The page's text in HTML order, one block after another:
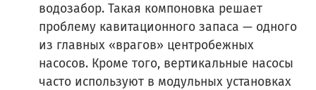
водозабор. Такая компоновка решает
проблему кавитационного запаса — одного
из главных «врагов» центробежных
насосов. Кроме того, вертикальные насосы
часто используют в модульных установках